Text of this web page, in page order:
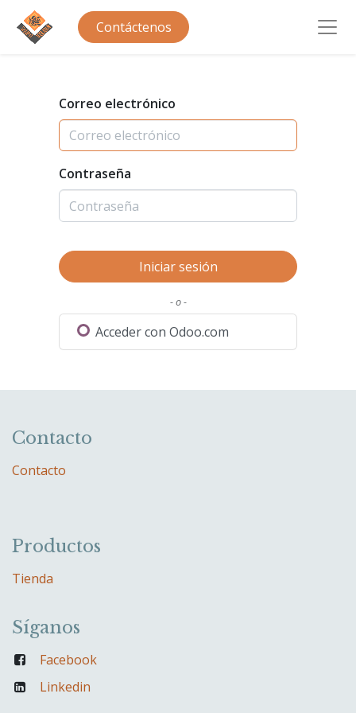
Contáctenos
Correo electrónico
Contraseña
Iniciar sesión
- o -
Acceder con Odoo.com
Contacto
Contacto
Productos
Tienda
Síganos
Facebook
Linkedin